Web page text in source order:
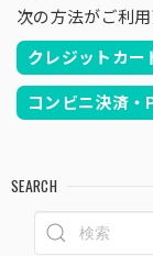
次の方法がご利用
クレジットカー
コンビニ決済・
SEARCH